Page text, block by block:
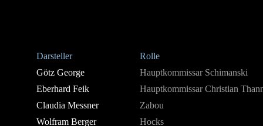
Darsteller
Rolle
Götz George
Hauptkommissar Schimanski
Eberhard Feik
Hauptkommissar Christian
Claudia Messner
Zabou
Wolfram Berger
Hocks